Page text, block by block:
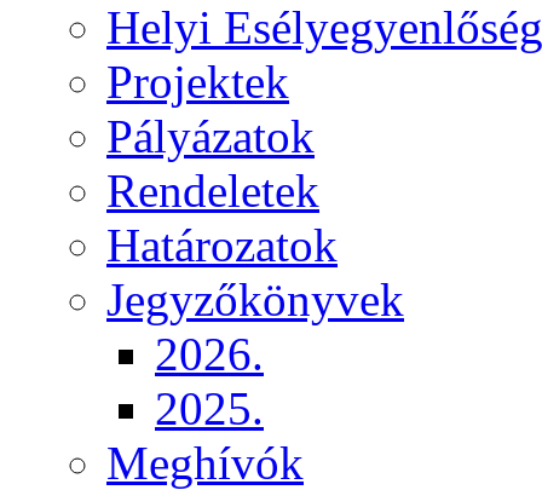
Helyi
Projektek
Pályázatok
Rendeletek
Határozatok
Jegyzőkönyvek
2026.
2025.
Meghívók